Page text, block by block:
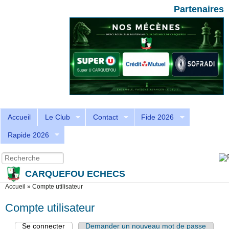
Partenaires
Accueil Le Club Contact Fide 2026
Rapide 2026
Formulaire de recherche
Recherche
CARQUEFOU ECHECS
Vous êtes ici
Accueil » Compte utilisateur
Compte utilisateur
Se connecter (onglet actif)Demander un nouveau mot de passe